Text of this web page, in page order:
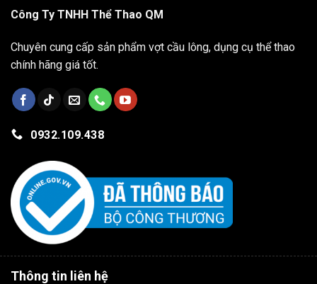
Công Ty TNHH Thể Thao QM
Chuyên cung cấp sản phẩm vợt cầu lông, dụng cụ thể thao
chính hãng giá tốt.
0932.109.438
Thông tin liên hệ